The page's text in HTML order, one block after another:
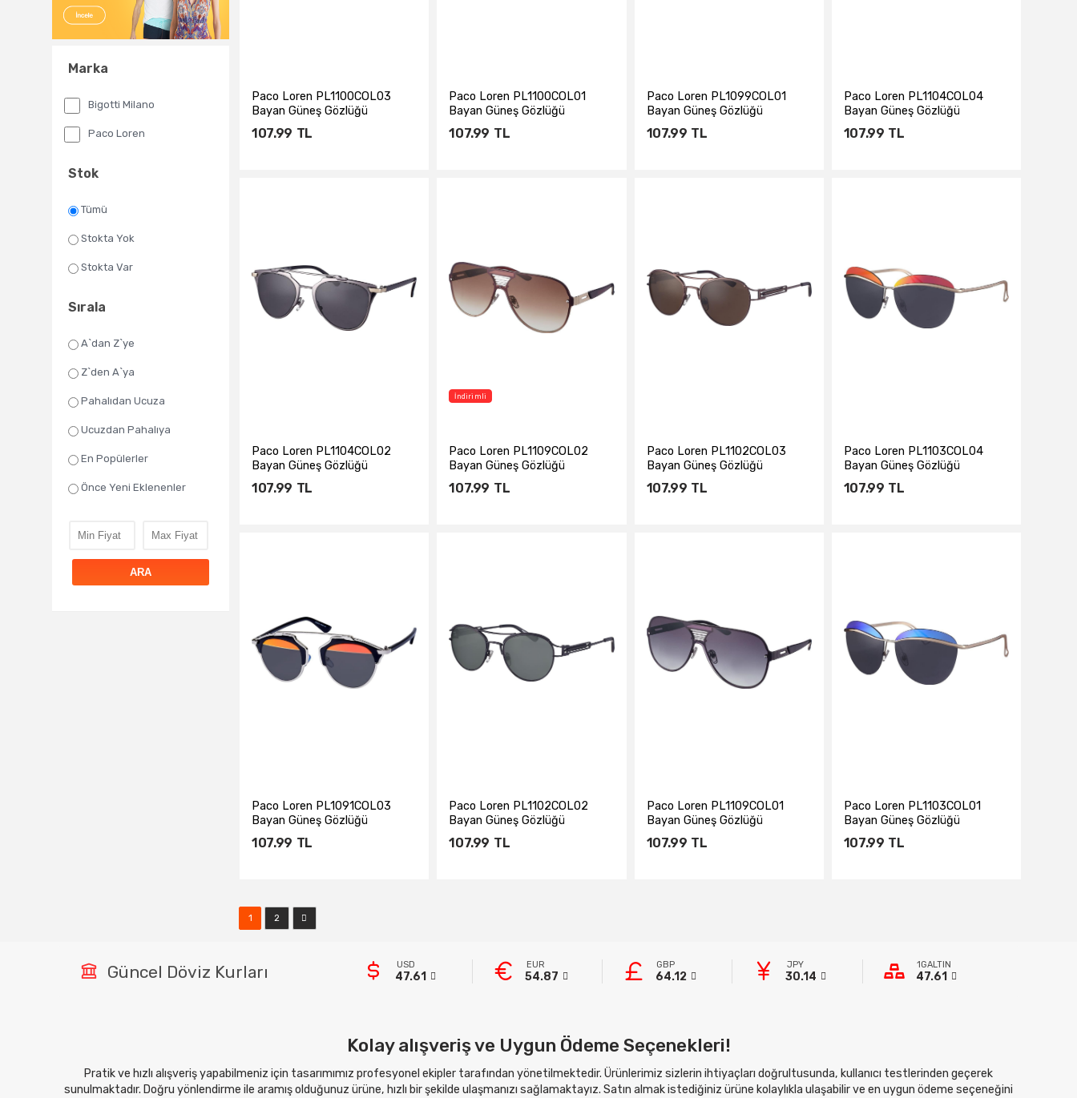
Marka
Bigotti Milano
Paco Loren
Stok
Tümü
Stokta Yok
Stokta Var
Sırala
A`dan Z`ye
Z`den A`ya
Pahalıdan Ucuza
Ucuzdan Pahalıya
En Popülerler
Önce Yeni Eklenenler
ARA
Paco Loren PL1100COL03
Bayan Güneş Gözlüğü
107.99 TL
Paco Loren PL1100COL01
Bayan Güneş Gözlüğü
107.99 TL
Paco Loren PL1099COL01
Bayan Güneş Gözlüğü
107.99 TL
Paco Loren PL1104COL04
Bayan Güneş Gözlüğü
107.99 TL
Paco Loren PL1104COL02
Bayan Güneş Gözlüğü
107.99 TL
İndirimli
Paco Loren PL1109COL02
Bayan Güneş Gözlüğü
107.99 TL
Paco Loren PL1102COL03
Bayan Güneş Gözlüğü
107.99 TL
Paco Loren PL1103COL04
Bayan Güneş Gözlüğü
107.99 TL
Paco Loren PL1091COL03
Bayan Güneş Gözlüğü
107.99 TL
Sepete Ekle
Paco Loren PL1102COL02
Bayan Güneş Gözlüğü
107.99 TL
Paco Loren PL1109COL01
Bayan Güneş Gözlüğü
107.99 TL
Paco Loren PL1103COL01
Bayan Güneş Gözlüğü
107.99 TL
1 2
Güncel Döviz Kurları USD
47.61
EUR
54.87
GBP
64.12
JPY
30.14
1GALTIN
47.61
Kolay alışveriş ve Uygun Ödeme Seçenekleri!
Pratik ve hızlı alışveriş yapabilmeniz için tasarımımız profesyonel ekipler tarafından yönetilmektedir. Ürünlerimiz sizlerin ihtiyaçları doğrultusunda, kullanıcı testlerinden geçerek
sunulmaktadır. Doğru yönlendirme ile aramış olduğunuz ürüne, hızlı bir şekilde ulaşmanızı sağlamaktayız. Satın almak istediğiniz ürüne kolaylıkla ulaşabilir ve en uygun ödeme seçeneğini